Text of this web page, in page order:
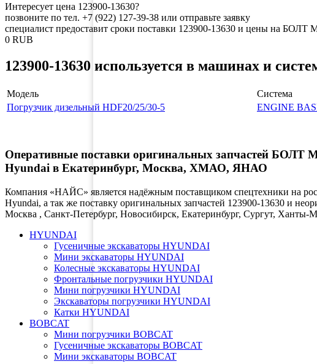
Интересует цена 123900-13630?
позвоните по тел. +7 (922) 127-39-38 или отправьте заявку
специалист предоставит сроки поставки 123900-13630 и цены на
0 RUB
123900-13630 используется в машинах и
Модель Система
Погрузчик дизельный HDF20/25/30-5
ENGINE
Оперативные поставки оригинальных запчастей
Hyundai в Екатеринбург, Москва, ХМАО, ЯНАО
Компания «НАЙС» является надёжным поставщиком спецтехники на
Hyundai, а так же поставку оригинальных запчастей 123900-13630 и
Москва , Санкт-Петербург, Новосибирск, Екатеринбург, Сургут,
HYUNDAI
Гусеничные экскаваторы HYUNDAI
Мини экскаваторы HYUNDAI
Колесные экскаваторы HYUNDAI
Фронтальные погрузчики HYUNDAI
Мини погрузчики HYUNDAI
Экскаваторы погрузчики HYUNDAI
Катки HYUNDAI
BOBCAT
Мини погрузчики BOBCAT
Гусеничные экскаваторы BOBCAT
Мини экскаваторы BOBCAT